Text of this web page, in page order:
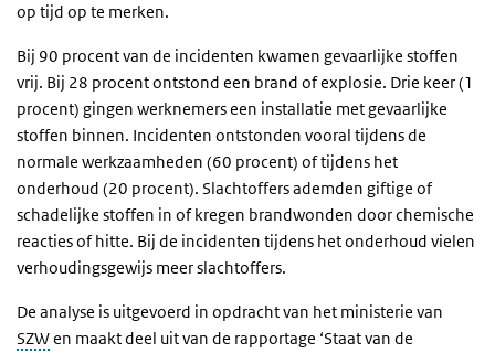
op tijd op te merken.
Bij 90 procent van de incidenten kwamen gevaarlijke stoffen
vrij. Bij 28 procent ontstond een brand of explosie. Drie keer (1
procent) gingen werknemers een installatie met gevaarlijke
stoffen binnen. Incidenten ontstonden vooral tijdens de
normale werkzaamheden (60 procent) of tijdens het
onderhoud (20 procent). Slachtoffers ademden giftige of
schadelijke stoffen in of kregen brandwonden door chemische
reacties of hitte. Bij de incidenten tijdens het onderhoud vielen
verhoudingsgewijs meer slachtoffers.
De analyse is uitgevoerd in opdracht van het ministerie van
SZWen maakt deel uit van de rapportage ‘Staat van de